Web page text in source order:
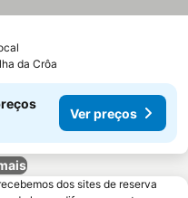
da Crôa
Ver preços
dos sites de reserva